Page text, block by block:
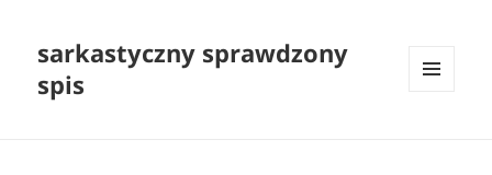
sarkastyczny sprawdzony
spis